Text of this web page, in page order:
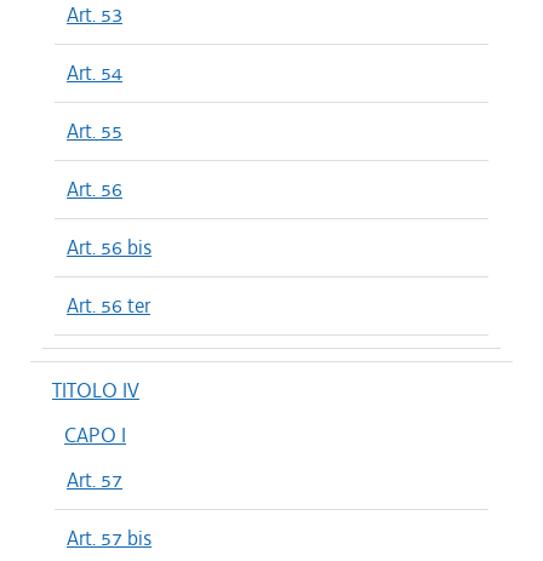
Art. 53
Art. 54
Art. 55
Art. 56
Art. 56 bis
Art. 56 ter
TITOLO IV
CAPO I
Art. 57
Art. 57 bis